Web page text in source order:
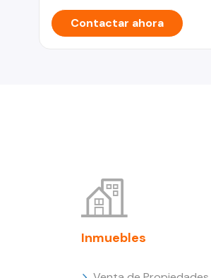
Contactar ahora
Inmuebles